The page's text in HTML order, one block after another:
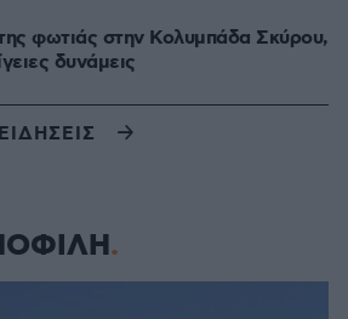
φωτιάς στην Κολυμπάδα Σκύρου,
δυνάμεις